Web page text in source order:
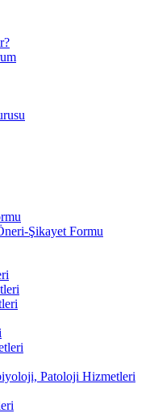
Şikayet Formu
Patoloji Hizmetleri